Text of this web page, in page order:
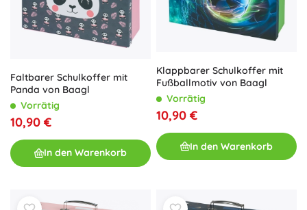
Faltbarer Schulkoffer mit
Panda von Baagl
Vorrätig
10,90 €
In den Warenkorb
Klappbarer Schulkoffer mit
Fußballmotiv von Baagl
Vorrätig
10,90 €
In den Warenkorb